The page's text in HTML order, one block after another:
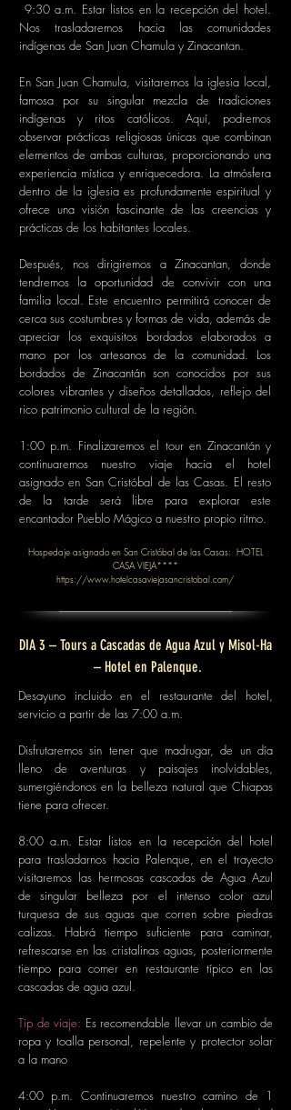
9:30 a.m. Estar listos en la recepción del hotel.
Nos trasladaremos hacia las comunidades
indígenas de San Juan Chamula y Zinacantan.
En San Juan Chamula, visitaremos la iglesia local,
famosa por su singular mezcla de tradiciones
indígenas y ritos católicos. Aquí, podremos
observar prácticas religiosas únicas que combinan
elementos de ambas culturas, proporcionando una
experiencia mística y enriquecedora. La atmósfera
dentro de la iglesia es profundamente espiritual y
ofrece una visión fascinante de las creencias y
prácticas de los habitantes locales.
Después, nos dirigiremos a Zinacantan, donde
tendremos la oportunidad de convivir con una
familia local. Este encuentro permitirá conocer de
cerca sus costumbres y formas de vida, además de
apreciar los exquisitos bordados elaborados a
mano por los artesanos de la comunidad. Los
bordados de Zinacantán son conocidos por sus
colores vibrantes y diseños detallados, reflejo del
rico patrimonio cultural de la región.
1:00 p.m. Finalizaremos el tour en Zinacantán y
continuaremos nuestro viaje hacia el hotel
asignado en San Cristóbal de las Casas. El resto
de la tarde será libre para explorar este
encantador Pueblo Mágico a nuestro propio ritmo.
Hospedaje asignado en San Cristóbal de las Casas: HOTEL
CASA VIEJA****
https://www.hotelcasaviejasancristobal.com/
DIA 3 – Tours a Cascadas de Agua Azul y Misol-Ha
– Hotel en Palenque.
Desayuno incluido en el restaurante del hotel,
servicio a partir de las 7:00 a.m.
Disfrutaremos sin tener que madrugar, de un día
lleno de aventuras y paisajes inolvidables,
sumergiéndonos en la belleza natural que Chiapas
tiene para ofrecer.
8:00 a.m. Estar listos en la recepción del hotel
para trasladarnos hacia Palenque, en el trayecto
visitaremos las hermosas cascadas de Agua Azul
de singular belleza por el intenso color azul
turquesa de sus aguas que corren sobre piedras
calizas. Habrá tiempo suficiente para caminar,
refrescarse en las cristalinas aguas, posteriormente
tiempo para comer en restaurante típico en las
cascadas de agua azul.
Tip de viaje: Es recomendable llevar un cambio de
ropa y toalla personal, repelente y protector solar
a la mano
4:00 p.m. Continuaremos nuestro camino de 1